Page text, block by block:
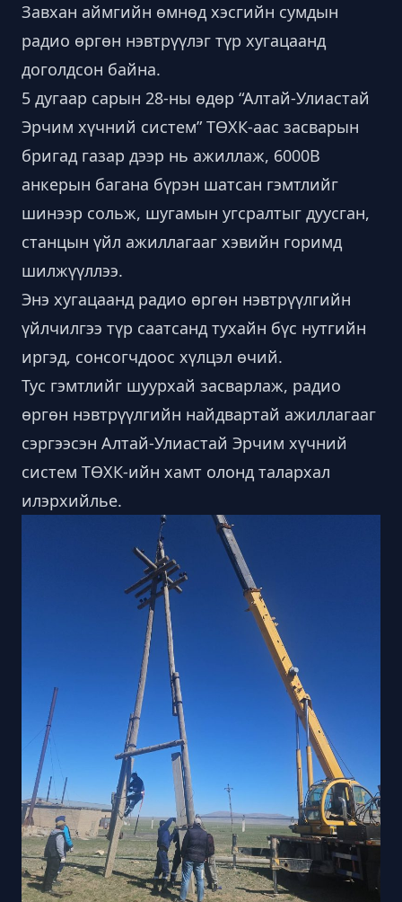
Завхан аймгийн өмнөд хэсгийн сумдын
радио өргөн нэвтрүүлэг түр хугацаанд
доголдсон байна.
5 дугаар сарын 28-ны өдөр “Алтай-Улиастай
Эрчим хүчний систем” ТӨХК-аас засварын
бригад газар дээр нь ажиллаж, 6000В
анкерын багана бүрэн шатсан гэмтлийг
шинээр сольж, шугамын угсралтыг дуусган,
станцын үйл ажиллагааг хэвийн горимд
шилжүүллээ.
Энэ хугацаанд радио өргөн нэвтрүүлгийн
үйлчилгээ түр саатсанд тухайн бүс нутгийн
иргэд, сонсогчдоос хүлцэл өчий.
Тус гэмтлийг шуурхай засварлаж, радио
өргөн нэвтрүүлгийн найдвартай ажиллагааг
сэргээсэн Алтай-Улиастай Эрчим хүчний
систем ТӨХК-ийн хамт олонд талархал
илэрхийлье.